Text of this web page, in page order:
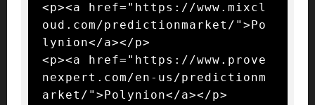
<p><a href="https://www.mixcl
oud.com/predictionmarket/">Po
lynion</a></p>
<p><a href="https://www.prove
nexpert.com/en-us/predictionm
arket/">Polynion</a></p>